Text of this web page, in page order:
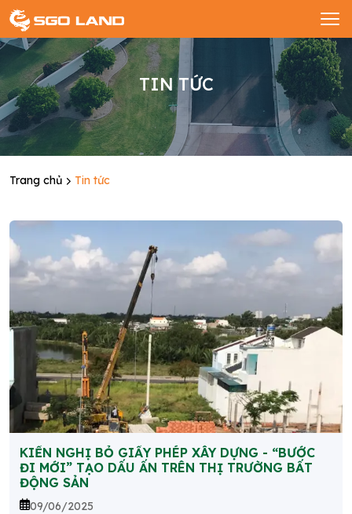
TIN TỨC
Trang chủ Tin tức
KIẾN NGHỊ BỎ GIẤY PHÉP XÂY DỰNG - “BƯỚC
ĐI MỚI” TẠO DẤU ẤN TRÊN THỊ TRƯỜNG BẤT
ĐỘNG SẢN
09/06/2025